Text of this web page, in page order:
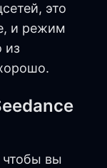
это
и режим
из
чтобы вы